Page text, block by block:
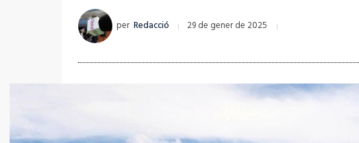
per Redacció 29 de gener de 2025